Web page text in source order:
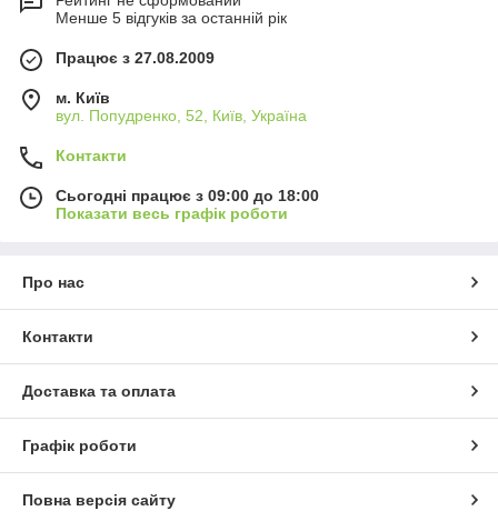
Менше 5 відгуків за останній рік
Працює з 27.08.2009
м. Київ
вул. Попудренко, 52, Київ, Україна
Контакти
Сьогодні працює з 09:00 до 18:00
Показати весь графік роботи
Про нас
Контакти
Доставка та оплата
Графік роботи
Повна версія сайту